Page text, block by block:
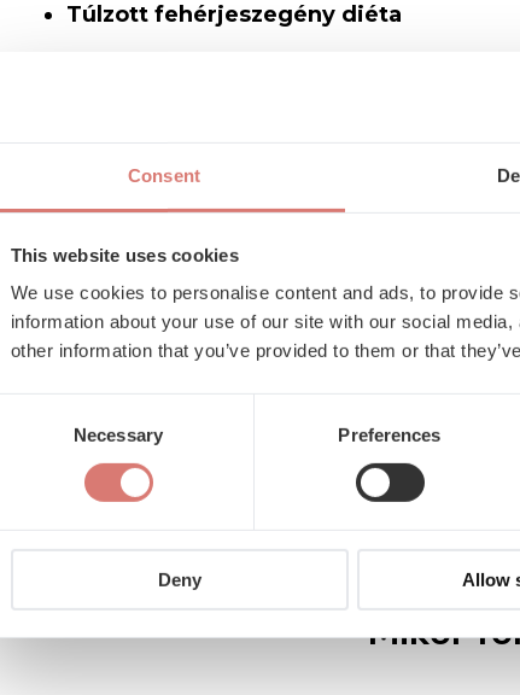
Consent
This website uses cookies
We use cookies to personalise content and ads, to provide
information about your use of our site with our social
other information that you’ve provided to them or that
Necessary Preferences
Deny Allow
Túlzott fehérjeszegény diéta
alacsonykarbamid
fontosinformációtadhatazáltalános
Miértérdemes
magas
kideríteniazeltérés okát,ésha
Coordimed szakemberei
így
Mikor